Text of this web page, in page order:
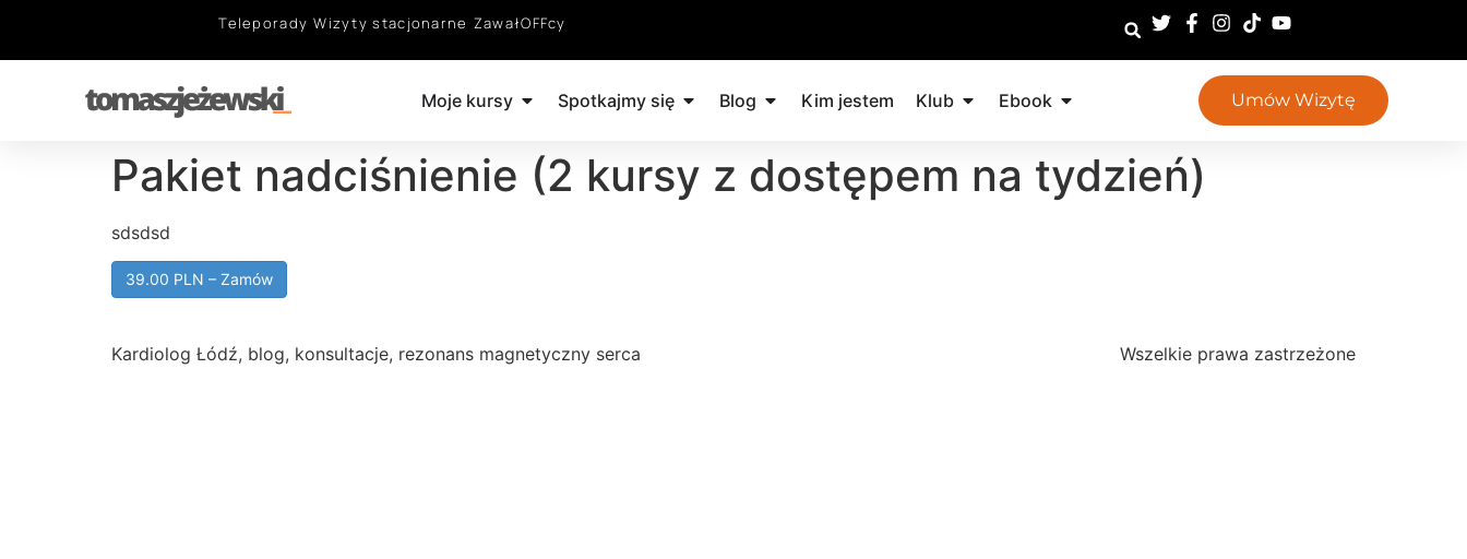
Teleporady Wizyty stacjonarne ZawałOFFcy
Moje kursy Spotkajmy się Blog Kim jestem Klub Ebook Umów Wizytę
Pakiet nadciśnienie (2 kursy z dostępem na tydzień)
sdsdsd
39.00 PLN – Zamów
Kardiolog Łódź, blog, konsultacje, rezonans magnetyczny serca Wszelkie prawa zastrzeżone